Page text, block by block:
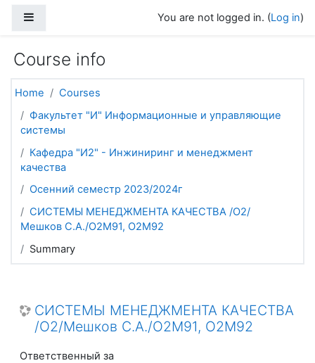
You are not logged in. (Log in)
Course info
Home
Courses
Факультет "И" Информационные и управляющие
системы
Кафедра "И2" - Инжиниринг и менеджмент
качества
Осенний семестр 2023/2024г
СИСТЕМЫ МЕНЕДЖМЕНТА КАЧЕСТВА /О2/
Мешков С.А./О2М91, О2М92
Summary
СИСТЕМЫ МЕНЕДЖМЕНТА КАЧЕСТВА
/О2/Мешков С.А./О2М91, О2М92
Ответственный за